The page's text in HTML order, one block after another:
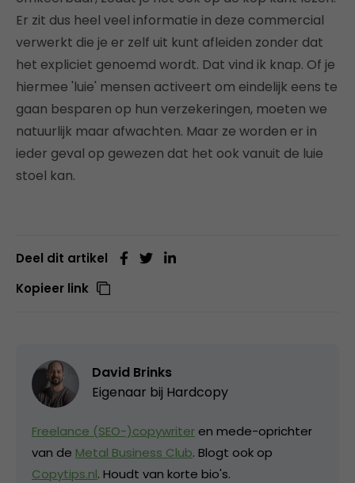
Er zit dus heel veel informatie in deze commercial
verwerkt die je er zelf uit kunt afleiden zonder dat
het expliciet genoemd wordt. Dat vind ik knap. Of je
hiermee 'luie' mensen activeert om eindelijk eens te
gaan besparen op hun verzekeringen, moeten we
natuurlijk maar afwachten. Maar ze worden er in
ieder geval op gewezen dat het ook vanuit de luie
stoel kan.
Deel dit artikel
Kopieer link
David Brinks
Eigenaar bij Hardcopy
Freelance (SEO-)copywriter en mede-oprichter
van de Metal Business Club. Blogt ook op
Copytips.nl. Houdt van korte bio's.